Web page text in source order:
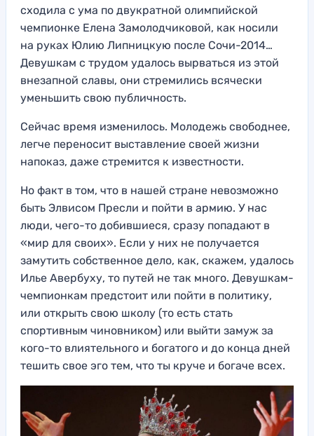
сходила с ума по двукратной олимпийской
чемпионке Елена Замолодчиковой, как носили
на руках Юлию Липницкую после Сочи-2014…
Девушкам с трудом удалось вырваться из этой
внезапной славы, они стремились всячески
уменьшить свою публичность.
Сейчас время изменилось. Молодежь свободнее,
легче переносит выставление своей жизни
напоказ, даже стремится к известности.
Но факт в том, что в нашей стране невозможно
быть Элвисом Пресли и пойти в армию. У нас
люди, чего-то добившиеся, сразу попадают в
«мир для своих». Если у них не получается
замутить собственное дело, как, скажем, удалось
Илье Авербуху, то путей не так много. Девушкам-
чемпионкам предстоит или пойти в политику,
или открыть свою школу (то есть стать
спортивным чиновником) или выйти замуж за
кого-то влиятельного и богатого и до конца дней
тешить свое эго тем, что ты круче и богаче всех.